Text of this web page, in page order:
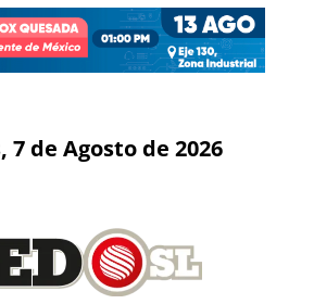
7 de Agosto de 2026